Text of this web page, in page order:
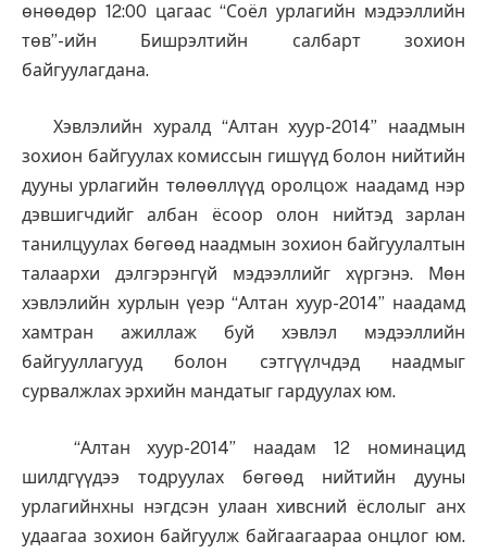
өнөөдөр 12:00 цагаас “Соёл урлагийн мэдээллийн
төв”-ийн Бишрэлтийн салбарт зохион
байгуулагдана.
Хэвлэлийн хуралд “Алтан хуур-2014” наадмын
зохион байгуулах комиссын гишүүд болон нийтийн
дууны урлагийн төлөөллүүд оролцож наадамд нэр
дэвшигчдийг албан ёсоор олон нийтэд зарлан
танилцуулах бөгөөд наадмын зохион байгуулалтын
талаархи дэлгэрэнгүй мэдээллийг хүргэнэ. Мөн
хэвлэлийн хурлын үеэр “Алтан хуур-2014” наадамд
хамтран ажиллаж буй хэвлэл мэдээллийн
байгууллагууд болон сэтгүүлчдэд наадмыг
сурвалжлах эрхийн мандатыг гардуулах юм.
“Алтан хуур-2014” наадам 12 номинацид
шилдгүүдээ тодруулах бөгөөд нийтийн дууны
урлагийнхны нэгдсэн улаан хивсний ёслолыг анх
удаагаа зохион байгуулж байгаагаараа онцлог юм.